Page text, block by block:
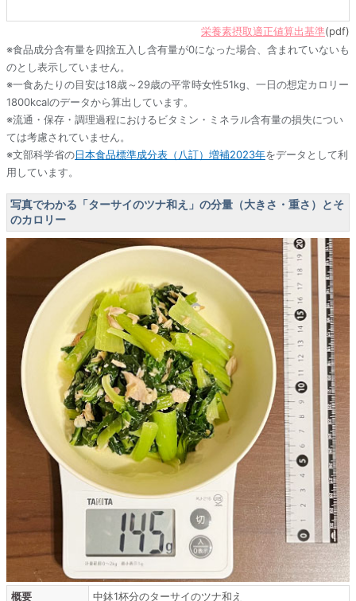
栄養素摂取適正値算出基準(pdf)
※食品成分含有量を四捨五入し含有量が0になった場合、含まれていないも
のとし表示していません。
※一食あたりの目安は18歳～29歳の平常時女性51kg、一日の想定カロリー
1800kcalのデータから算出しています。
※流通・保存・調理過程におけるビタミン・ミネラル含有量の損失につい
ては考慮されていません。
※文部科学省の日本食品標準成分表（八訂）増補2023年をデータとして利
用しています。
写真でわかる「ターサイのツナ和え」の分量（大きさ・重さ）とそ
のカロリー
概要 中鉢1杯分のターサイのツナ和え